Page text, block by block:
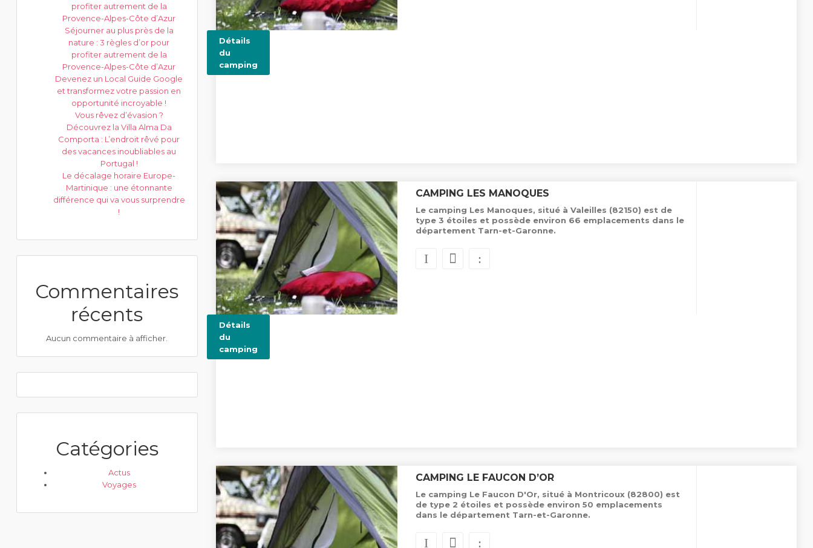
profiter autrement de la
Provence-Alpes-Côte d’Azur
Séjourner au plus près de la
nature : 3 règles d’or pour
profiter autrement de la
Provence-Alpes-Côte d’Azur
Devenez un Local Guide Google
et transformez votre passion en
opportunité incroyable !
Vous rêvez d’évasion ?
Découvrez la Villa Alma Da
Comporta : L’endroit rêvé pour
des vacances inoubliables au
Portugal !
Le décalage horaire Europe-
Martinique : une étonnante
différence qui va vous surprendre
!
Commentaires
récents
Aucun commentaire à afficher.
Catégories
Actus
Voyages
Détails
du
camping
CAMPING LES MANOQUES
Le camping Les Manoques, situé à Valeilles (82150) est de
type 3 étoiles et possède environ 66 emplacements dans le
département Tarn-et-Garonne.
Détails
du
camping
CAMPING LE FAUCON D’OR
Le camping Le Faucon D'Or, situé à Montricoux (82800) est
de type 2 étoiles et possède environ 50 emplacements
dans le département Tarn-et-Garonne.